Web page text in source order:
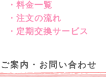
・料金一覧
・注文の流れ
・定期交換サービス
ご案内・お問い合わせ